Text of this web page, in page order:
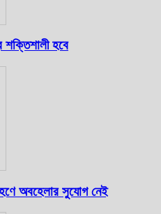
শক্তিশালী হবে
অবহেলার সুযোগ নেই